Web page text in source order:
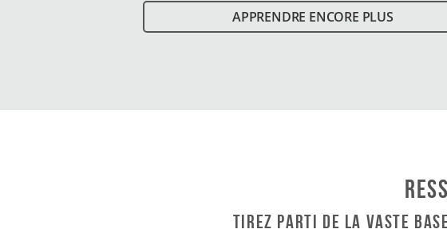
APPRENDRE ENCORE PLUS
Tirez parti de la vaste